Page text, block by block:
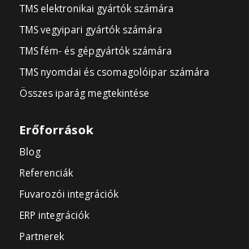
TMS elektronikai gyártók számára
TMS vegyipari gyártók számára
TMS fém- és gépgyártók számára
TMS nyomdai és csomagolóipar számára
Összes iparág megtekintése
Erőforrások
Blog
Referenciák
Fuvarozói integrációk
ERP integrációk
Partnerek